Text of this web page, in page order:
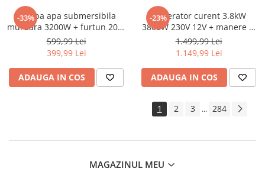
Extractoare / Prese
Extras arcuri suspensie
Extras demontat curele
Extras demontat tapiterie pini
conectori
Extras injector supape
Reparat caroserie
-33%
Pompa apa submersibila
murdara 3200W + furtun 20m
pompieri (STPW3200+20M)
599,99 Lei
399,99 Lei
ADAUGA IN COS
-23%
Generator curent 3.8kW
3800W 230V 12V + manere si
roti motor benzina 7CP
(KD125)
1.499,99 Lei
1.149,99 Lei
ADAUGA IN COS
1 2 3 ... 284
MAGAZINUL MEU